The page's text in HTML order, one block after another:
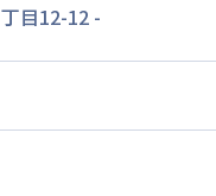
目12-12 -